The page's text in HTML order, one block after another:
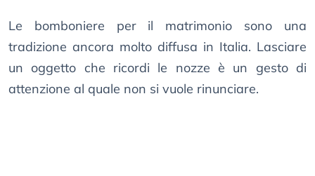
Le bomboniere per il matrimonio sono una
tradizione ancora molto diffusa in Italia. Lasciare
un oggetto che ricordi le nozze è un gesto di
attenzione al quale non si vuole rinunciare.